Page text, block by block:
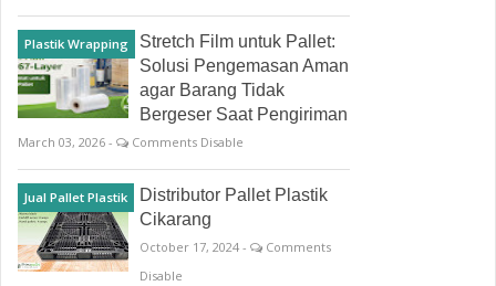
Plastik Wrapping
Stretch Film untuk Pallet:
Solusi Pengemasan Aman
agar Barang Tidak
Bergeser Saat Pengiriman
March 03, 2026 - Comments Disable
Jual Pallet Plastik
Distributor Pallet Plastik
Cikarang
October 17, 2024 -
Comments
Disable